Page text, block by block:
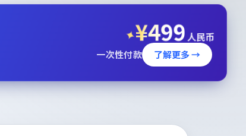
✦¥499 人民币
一次性付款 了解更多 →